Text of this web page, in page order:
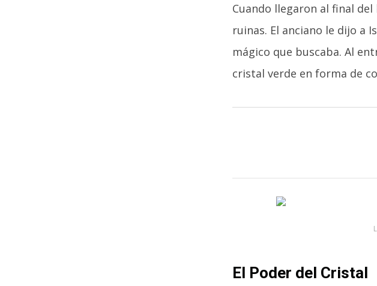
Cuando llegaron al final
ruinas. El anciano le dijo a
mágico que buscaba. Al
cristal verde en forma de
El Poder del Cristal